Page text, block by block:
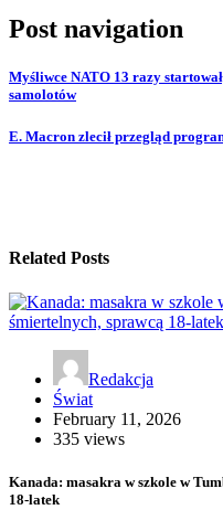
Post navigation
Myśliwce NATO 13 razy
samolotów
E. Macron zlecił przegląd
Related Posts
Redakcja
Świat
February 11, 2026
335 views
Kanada: masakra w szkole w
18-latek